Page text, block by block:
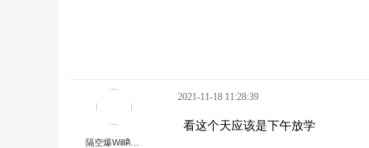
2021-11-18 11:28:39
看这个天应该是下午放学